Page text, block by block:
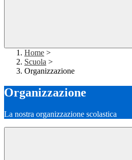
Home >
Scuola >
Organizzazione
Organizzazione
La nostra organizzazione scolastica